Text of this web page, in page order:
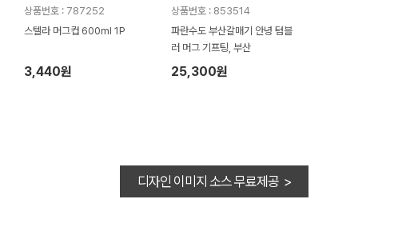
상품번호 : 787252
스텔라 머그컵 600ml 1P
3,440원
상품번호 : 853514
파란수도 부산갈매기 안녕 텀블
러 머그 기프팅, 부산
25,300원
디자인 이미지 소스 무료제공 >